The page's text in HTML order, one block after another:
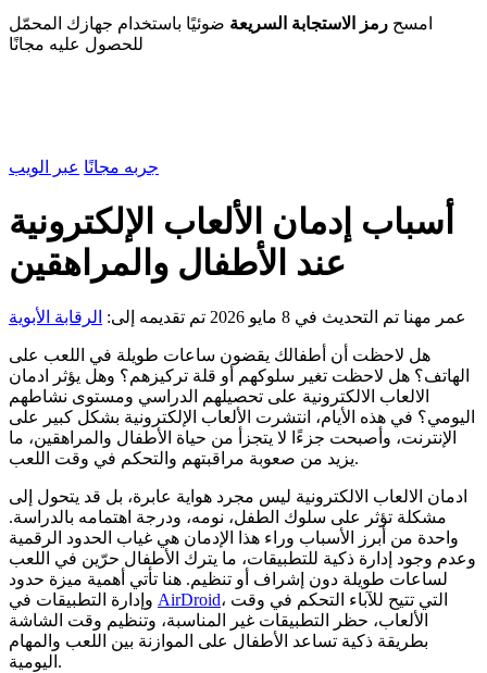
امسح رمز الاستجابة السريعة ضوئيًا باستخدام جهازك المحمّل
للحصول عليه مجانًا
جربه مجانًا عبر الويب
أسباب إدمان الألعاب الإلكترونية
عند الأطفال والمراهقين
عمر مهنا تم التحديث في 8 مايو 2026 تم تقديمه إلى: الرقابة الأبوية
هل لاحظت أن أطفالك يقضون ساعات طويلة في اللعب على
الهاتف؟ هل لاحظت تغير سلوكهم أو قلة تركيزهم؟ وهل يؤثر ادمان
الالعاب الالكترونية على تحصيلهم الدراسي ومستوى نشاطهم
اليومي؟ في هذه الأيام، انتشرت الألعاب الإلكترونية بشكل كبير على
الإنترنت، وأصبحت جزءًا لا يتجزأ من حياة الأطفال والمراهقين، ما
يزيد من صعوبة مراقبتهم والتحكم في وقت اللعب.
ادمان الالعاب الالكترونية ليس مجرد هواية عابرة، بل قد يتحول إلى
مشكلة تؤثر على سلوك الطفل، نومه، ودرجة اهتمامه بالدراسة.
واحدة من أبرز الأسباب وراء هذا الإدمان هي غياب الحدود الرقمية
وعدم وجود إدارة ذكية للتطبيقات، ما يترك الأطفال حرّين في اللعب
لساعات طويلة دون إشراف أو تنظيم. هنا تأتي أهمية ميزة حدود
AirDroid، التي تتيح للآباء التحكم في وقت
الألعاب، حظر التطبيقات غير المناسبة، وتنظيم وقت الشاشة
بطريقة ذكية تساعد الأطفال على الموازنة بين اللعب والمهام
اليومية.